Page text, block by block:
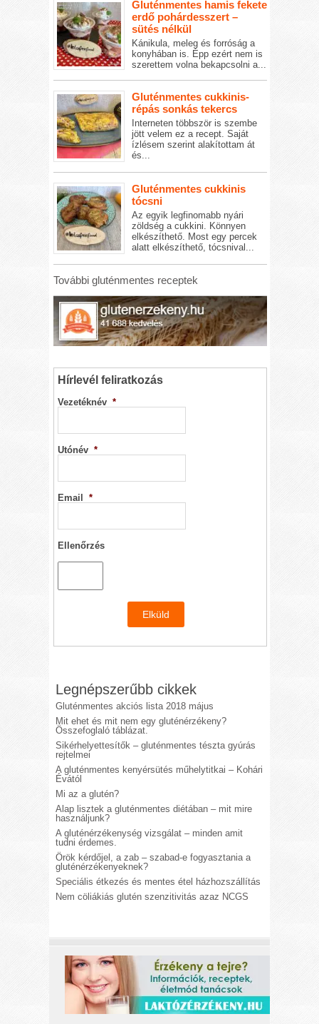
Gluténmentes hamis fekete
erdő pohárdesszert –
sütés nélkül
Kánikula, meleg és forróság a
konyhában is. Épp ezért nem is
szerettem volna bekapcsolni a...
Gluténmentes cukkinis-
répás sonkás tekercs
Interneten többször is szembe
jött velem ez a recept. Saját
ízlésem szerint alakítottam át
és...
Gluténmentes cukkinis
tócsni
Az egyik legfinomabb nyári
zöldség a cukkini. Könnyen
elkészíthető. Most egy percek
alatt elkészíthető, tócsnival...
További gluténmentes receptek
Hírlevél feliratkozás
Vezetéknév *
Utónév *
Email *
Ellenőrzés
Legnépszerűbb cikkek
Gluténmentes akciós lista 2018 május
Mit ehet és mit nem egy gluténérzékeny?
Összefoglaló táblázat.
Sikérhelyettesítők – gluténmentes tészta gyúrás
rejtelmei
A gluténmentes kenyérsütés műhelytitkai – Kohári
Évától
Mi az a glutén?
Alap lisztek a gluténmentes diétában – mit mire
használjunk?
A gluténérzékenység vizsgálat – minden amit
tudni érdemes.
Örök kérdőjel, a zab – szabad-e fogyasztania a
gluténérzékenyeknek?
Speciális étkezés és mentes étel házhozszállítás
Nem cöliákiás glutén szenzitivitás azaz NCGS